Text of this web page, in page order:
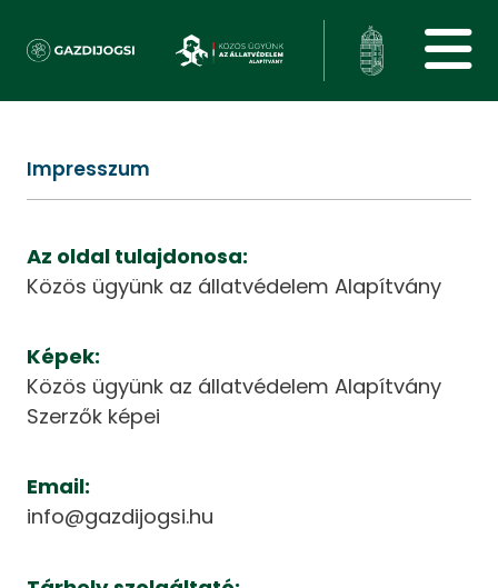
Impresszum
Az oldal tulajdonosa:
Közös ügyünk az állatvédelem Alapítvány
Képek:
Közös ügyünk az állatvédelem Alapítvány
Szerzők képei
Email:
info@gazdijogsi.hu